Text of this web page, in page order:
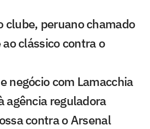
clube, peruano chamado
clássico contra o
negócio com Lamacchia
agência reguladora
contra o Arsenal